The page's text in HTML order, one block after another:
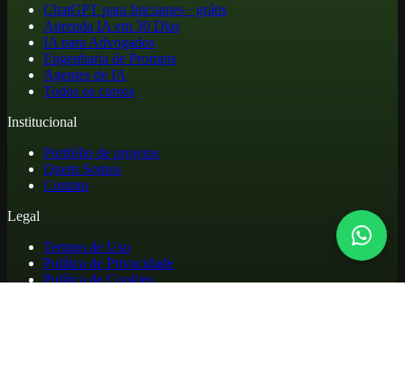
ChatGPT para Iniciantes · grátis
Aprenda IA em 30 Dias
IA para Advogados
Engenharia de Prompts
Agentes de IA
Todos os cursos
Institucional
Portfólio de projetos
Quem Somos
Contato
Legal
Termos de Uso
Política de Privacidade
Política de Cookies